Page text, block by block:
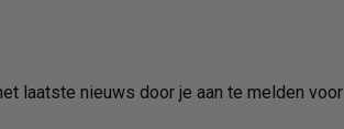
laatste nieuws door je aan te melden voor